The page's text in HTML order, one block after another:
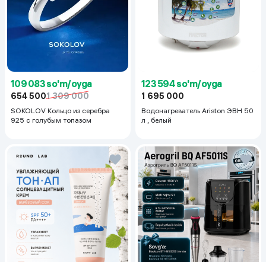
109 083 so'm/oyga
654 5001 309 000
SOKOLOV Кольцо из серебра
925 с голубым топазом
123 594 so'm/oyga
1 695 000
Водонагреватель Ariston ЭВН 50
л , белый